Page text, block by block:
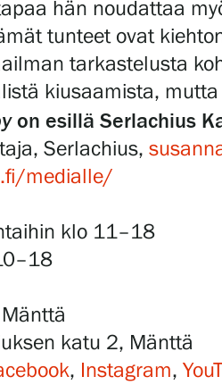
hän noudattaa
tunteet ovat
tarkastelusta
kiusaamista,
on esillä Serlachius
Serlachius,
medialle/
klo 11–18
katu 2, Mänttä
, Instagram,